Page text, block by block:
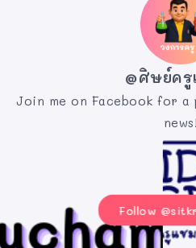
@ศิษย์ค
Join me on Facebook for a
news!
Follow